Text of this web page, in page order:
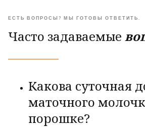
ЕСТЬ ВОПРОСЫ? МЫ ГОТОВЫ ОТВЕТИТЬ.
Часто задаваемые
Какова суточная
маточного
порошке?